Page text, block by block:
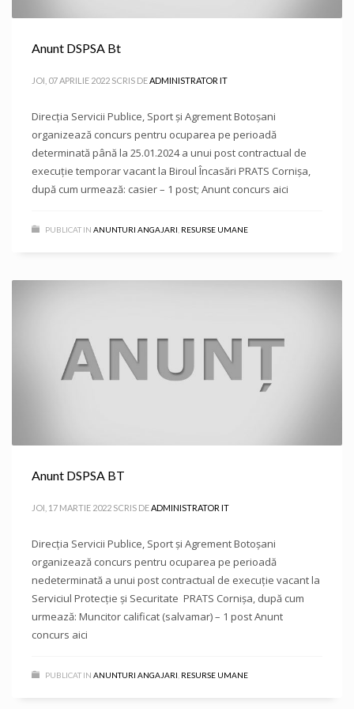
Anunt DSPSA Bt
JOI, 07 APRILIE 2022 SCRIS DEADMINISTRATOR IT
Direcţia Servicii Publice, Sport și Agrement Botoşani
organizează concurs pentru ocuparea pe perioadă
determinată până la 25.01.2024 a unui post contractual de
execuție temporar vacant la Biroul Încasări PRATS Cornișa,
după cum urmează: casier – 1 post; Anunt concurs aici
PUBLICAT IN ANUNTURI ANGAJARI RESURSE UMANE
Anunt DSPSA BT
JOI, 17 MARTIE 2022 SCRIS DEADMINISTRATOR IT
Direcţia Servicii Publice, Sport și Agrement Botoşani
organizează concurs pentru ocuparea pe perioadă
nedeterminată a unui post contractual de execuție vacant la
Serviciul Protecție şi Securitate PRATS Cornișa, după cum
urmează: Muncitor calificat (salvamar) – 1 post Anunt
concurs aici
PUBLICAT IN ANUNTURI ANGAJARI RESURSE UMANE